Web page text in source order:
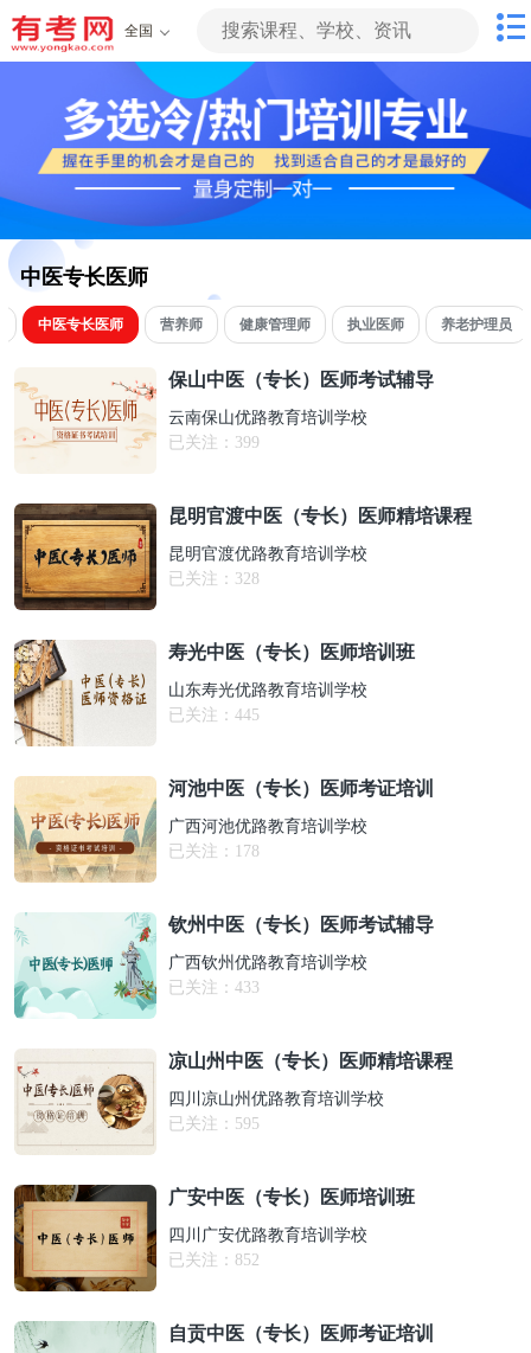
全国
中医专长医师
中医专长医师 营养师 健康管理师 执业医师 养老护理员
保山中医（专长）医师考试辅导
云南保山优路教育培训学校
已关注： 399
昆明官渡中医（专长）医师精培课程
昆明官渡优路教育培训学校
已关注： 328
寿光中医（专长）医师培训班
山东寿光优路教育培训学校
已关注： 445
河池中医（专长）医师考证培训
广西河池优路教育培训学校
已关注： 178
钦州中医（专长）医师考试辅导
广西钦州优路教育培训学校
已关注： 433
凉山州中医（专长）医师精培课程
四川凉山州优路教育培训学校
已关注： 595
广安中医（专长）医师培训班
四川广安优路教育培训学校
已关注： 852
自贡中医（专长）医师考证培训